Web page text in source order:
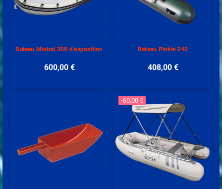
Bateau Mistral 300 d'exposition
600,00 €
Bateau Pinkie 240
408,00 €
-60,00 €